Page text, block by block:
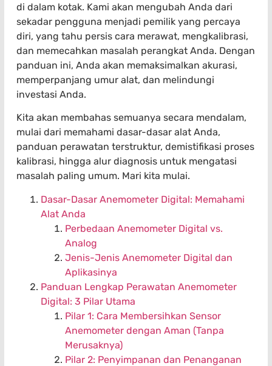
di dalam kotak. Kami akan mengubah Anda dari
sekadar pengguna menjadi pemilik yang percaya
diri, yang tahu persis cara merawat, mengkalibrasi,
dan memecahkan masalah perangkat Anda. Dengan
panduan ini, Anda akan memaksimalkan akurasi,
memperpanjang umur alat, dan melindungi
investasi Anda.
Kita akan membahas semuanya secara mendalam,
mulai dari memahami dasar-dasar alat Anda,
panduan perawatan terstruktur, demistifikasi proses
kalibrasi, hingga alur diagnosis untuk mengatasi
masalah paling umum. Mari kita mulai.
Dasar-Dasar Anemometer Digital: Memahami
Alat Anda
Perbedaan Anemometer Digital vs.
Analog
Jenis-Jenis Anemometer Digital dan
Aplikasinya
Panduan Lengkap Perawatan Anemometer
Digital: 3 Pilar Utama
Pilar 1: Cara Membersihkan Sensor
Anemometer dengan Aman (Tanpa
Merusaknya)
Pilar 2: Penyimpanan dan Penanganan